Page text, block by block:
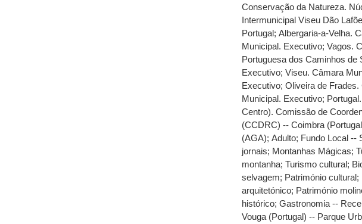
Conservação da Natureza.
Intermunicipal Viseu Dão
Portugal;Albergaria-a-Velha.
Municipal. Executivo;Vagos.
Portuguesa dos Caminhos de
Executivo;Viseu. Câmara
Executivo;Oliveira de
Municipal. Executivo;
Centro). Comissão de
(CCDRC) -- Coimbra
(AGA);Adulto; Fundo Local --
jornais; Montanhas Mágicas;
montanha;Turismo cultural;
selvagem; Património cultural;
arquitetónico; Património
histórico;Gastronomia --
Vouga (Portugal) -- Parque